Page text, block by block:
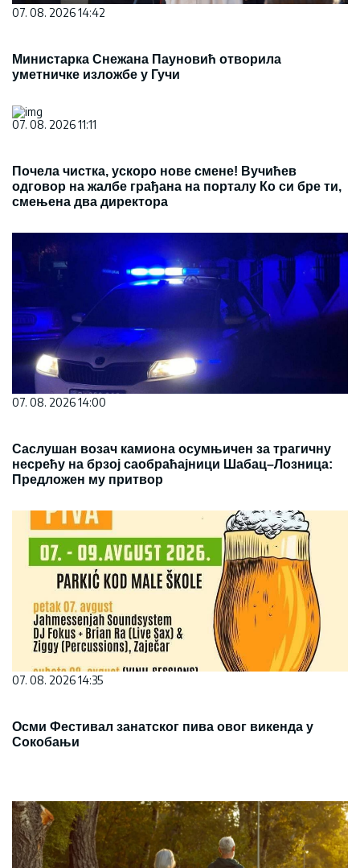
07. 08. 2026 14:42
Министарка Снежана Пауновић отворила
уметничке изложбе у Гучи
07. 08. 2026 11:11
Почела чистка, ускоро нове смене! Вучићев
одговор на жалбе грађана на порталу Ко си бре ти,
смењена два директора
07. 08. 2026 14:00
Саслушан возач камиона осумњичен за трагичну
несрећу на брзој саобраћајници Шабац–Лозница:
Предложен му притвор
07. 08. 2026 14:35
Осми Фестивал занатског пива овог викенда у
Сокобањи